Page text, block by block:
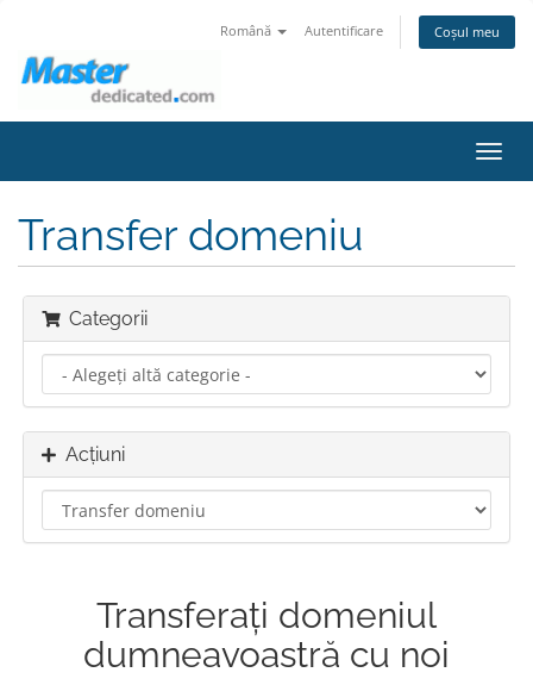
Română Autentificare Coșul meu
Transfer domeniu
Categorii
Acțiuni
Transferați domeniul
dumneavoastră cu noi